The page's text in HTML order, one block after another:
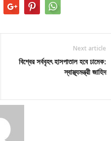
Next article
বিশ্বের সর্ববৃহৎ হাসপাতাল হবে ঢামেক:
স্বাস্থ্যমন্ত্রী জাহিদ